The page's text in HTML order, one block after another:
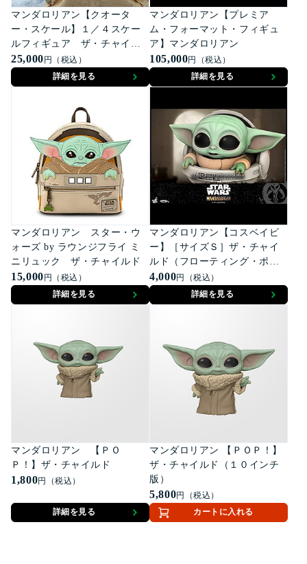
マンダロリアン【クオータ
ー・スケール】１／４スケー
ルフィギュア ザ・チャイル
ド
25,000円（税込）
詳細を見る
マンダロリアン【プレミア
ム・フォーマット・フィギュ
ア】マンダロリアン
105,000円（税込）
詳細を見る
マンダロリアン スター・ウ
ォーズ by ラウンジフライ ミ
ニリュック ザ・チャイルド
15,000円（税込）
詳細を見る
マンダロリアン【コスベイビ
ー】［サイズＳ］ザ・チャイ
ルド（フローティング・ポッ
ド版）
4,000円（税込）
詳細を見る
マンダロリアン 【ＰＯ
Ｐ！】ザ・チャイルド
1,800円（税込）
詳細を見る
マンダロリアン 【ＰＯＰ！】
ザ・チャイルド（１０インチ
版）
5,800円（税込）
カートに入れる